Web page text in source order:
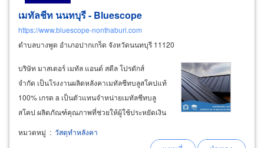
เมทัลชีท นนทบุรี - Bluescope
https://www.bluescope-nonthaburi.com
ตำบลบางพูด อำเภอปากเกร็ด จังหวัดนนทบุรี 11120
บริษัท มาสเตอร์ เมทัล แอนด์ สตีล โปรดักส์
จำกัด เป็นโรงงานผลิตหลังคาเมทัลชีทบลูสโคปแท้
100% เกรด a เป็นตัวแทนจำหน่ายเมทัลชีทบลู
สโคป ผลิตภัณฑ์คุณภาพที่ช่วยให้ผู้ใช้ประหยัดเงิน
หมวดหมู่ : วัสดุทำหลังคา